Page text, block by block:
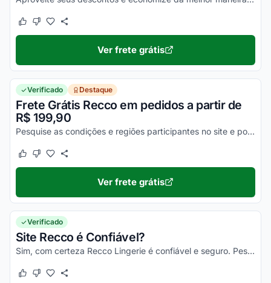
Este cupom funcionou
Este cupom não funcionou
Ver frete grátis
Verificado Destaque
Frete Grátis Recco em pedidos a partir de
R$ 199,90
Pesquise as condições e regiões participantes no site e poupe agora.
Este cupom funcionou
Este cupom não funcionou
Ver frete grátis
Verificado
Site Recco é Confiável?
Sim, com certeza Recco Lingerie é confiável e seguro. Pesquisando no Reclame Aqui Recco e falando com outros clientes, você vai ver que pode confiar!
Este cupom funcionou
Este cupom não funcionou